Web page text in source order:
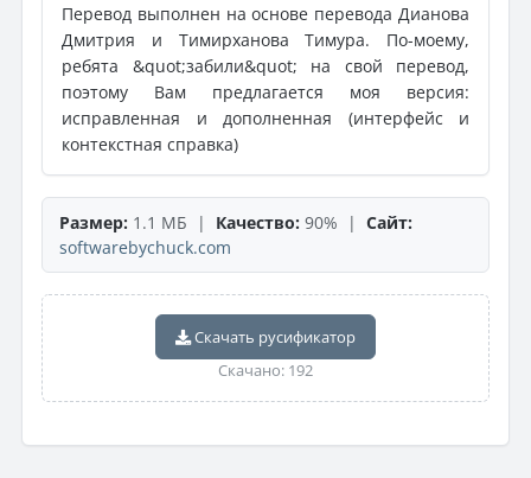
Перевод выполнен на основе перевода Дианова
Дмитрия и Тимирханова Тимура. По-моему,
ребята &quot;забили&quot; на свой перевод,
поэтому Вам предлагается моя версия:
исправленная и дополненная (интерфейс и
контекстная справка)
Размер: 1.1 МБ | Качество: 90% | Сайт:
softwarebychuck.com
Скачать русификатор
Скачано: 192